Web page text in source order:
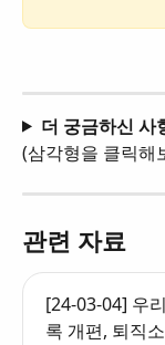
더 궁금하신 사
(삼각형을 클릭해
관련 자료
[24-03-04] 우
록 개편, 퇴직